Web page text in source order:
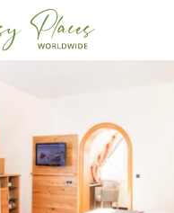
una estancia
colección mundial